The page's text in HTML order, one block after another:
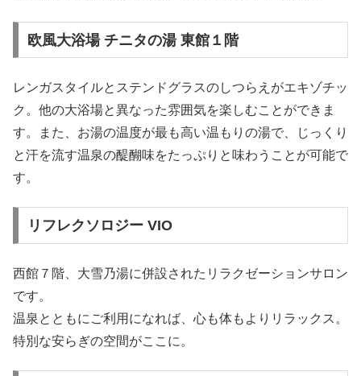
欧風大浴場 チニタの湯 東館１階
レンガスタイルとステンドグラスのしつらえがエキゾチッ
ク。他の大浴場と異なった雰囲気を楽しむことができま
す。また、お湯の温度が最も高い温もりの湯で、じっくり
と汗を流す温泉の醍醐味をたっぷりと味わうことが可能で
す。
リフレクソロジー VIO
西館７階、大雪乃湯に併設されたリラクゼーションサロン
です。
温泉とともにご利用になれば、心も体もよりリラックス。
特別な安らぎの空間がここに。